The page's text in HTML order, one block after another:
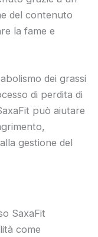
del contenuto
la fame e
dei grassi
di perdita di
può aiutare
gestione del
SaxaFit
come